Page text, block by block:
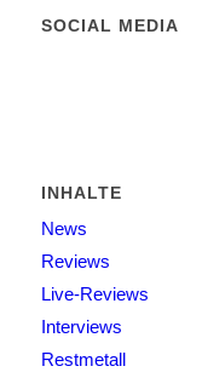
SOCIAL MEDIA
INHALTE
News
Reviews
Live-Reviews
Interviews
Restmetall